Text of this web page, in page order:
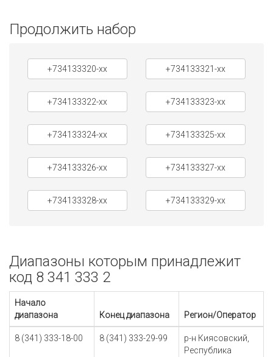
Продолжить набор
+734133320-xx +734133321-xx
+734133322-xx +734133323-xx
+734133324-xx +734133325-xx
+734133326-xx +734133327-xx
+734133328-xx +734133329-xx
Диапазоны которым принадлежит
код 8 341 333 2
Начало
диапазона
Конец диапазона Регион/Оператор
8 (341) 333-18-00 8 (341) 333-29-99
р-н Киясовский,
Республика